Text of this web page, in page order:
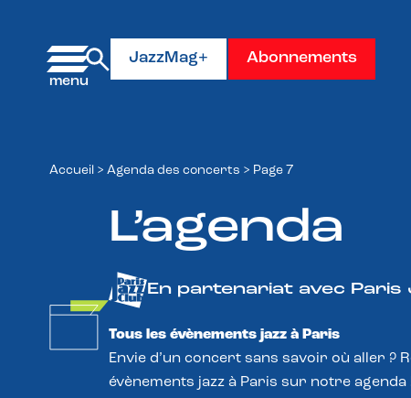
JazzMag+ Abonnements
Accueil > Agenda des concerts > Page 7
L’agenda
En partenariat avec Paris
Tous les évènements jazz à Paris
Envie d’un concert sans savoir où aller ?
évènements jazz à Paris sur notre agenda